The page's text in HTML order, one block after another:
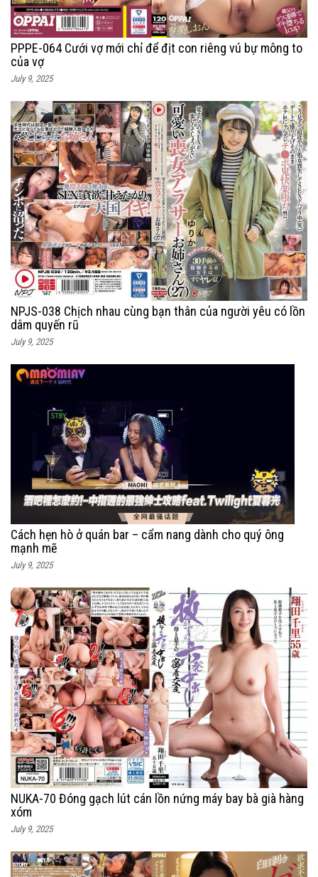
PPPE-064 Cưới vợ mới chỉ để địt con riêng vú bự mông to
của vợ
July 9, 2025
NPJS-038 Chịch nhau cùng bạn thân của người yêu có lồn
dâm quyến rũ
July 9, 2025
Cách hẹn hò ở quán bar – cẩm nang dành cho quý ông
mạnh mẽ
July 9, 2025
NUKA-70 Đóng gạch lút cán lồn nứng máy bay bà già hàng
xóm
July 9, 2025